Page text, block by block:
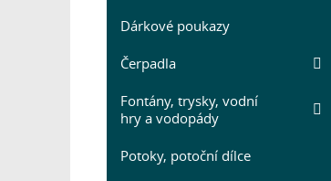
Dárkové poukazy
Čerpadla
Fontány, trysky, vodní
hry a vodopády
Potoky, potoční dílce